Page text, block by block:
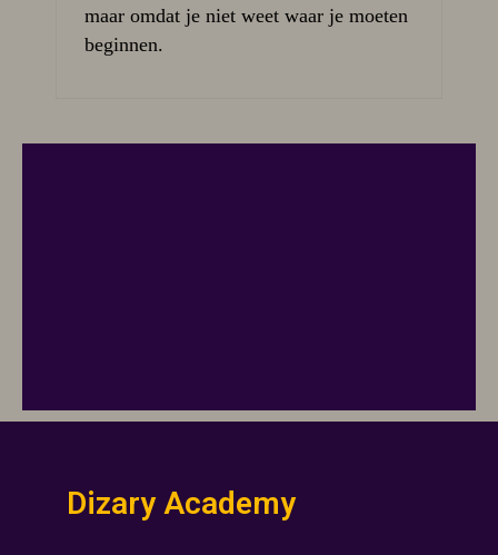
maar omdat je niet weet waar je moeten
beginnen.
Dizary Academy